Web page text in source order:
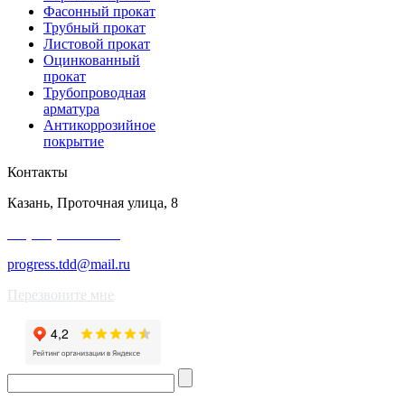
Фасонный прокат
Трубный прокат
Листовой прокат
Оцинкованный
прокат
Трубопроводная
арматура
Антикоррозийное
покрытие
Контакты
Казань, Проточная улица, 8
progress.tdd@mail.ru
Перезвоните мне